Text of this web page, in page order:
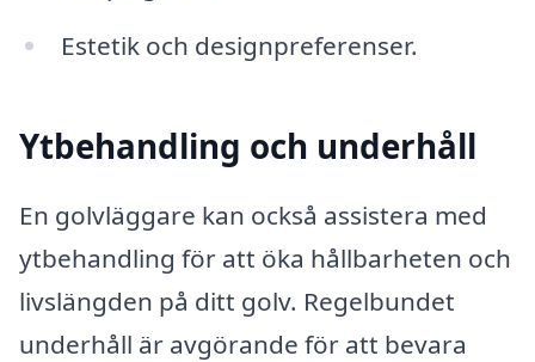
Estetik och designpreferenser.
Ytbehandling och underhåll
En golvläggare kan också assistera med
ytbehandling för att öka hållbarheten och
livslängden på ditt golv. Regelbundet
underhåll är avgörande för att bevara